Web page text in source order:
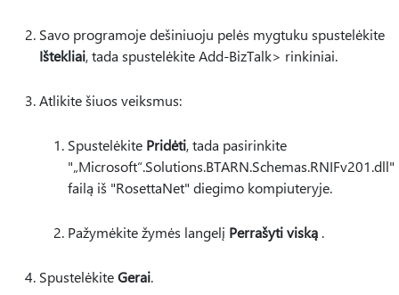
Savo programoje dešiniuoju pelės mygtuku spustelėkite
Ištekliai, tada spustelėkite Add-BizTalk> rinkiniai.
Atlikite šiuos veiksmus:
Spustelėkite Pridėti, tada pasirinkite
"„Microsoft“.Solutions.BTARN.Schemas.RNIFv201.dll"
failą iš "RosettaNet" diegimo kompiuteryje.
Pažymėkite žymės langelį Perrašyti viską .
SpustelėkiteGerai.